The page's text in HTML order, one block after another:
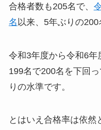
合格者数も205名で、
名 以来、5年ぶりの200
令和3年度から令和6
199名で200名を下回
りの水準です。
とはいえ合格率は依然